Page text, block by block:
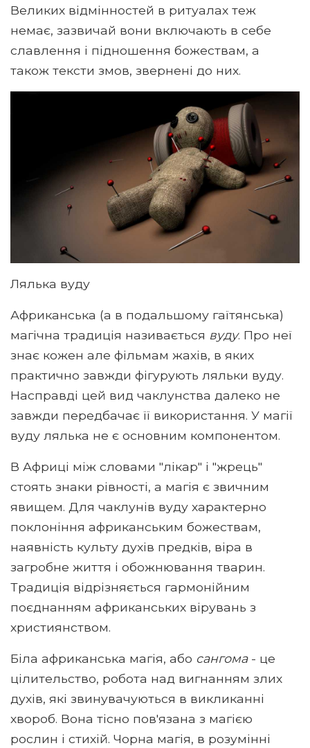
Великих відмінностей в ритуалах теж
немає, зазвичай вони включають в себе
славлення і підношення божествам, а
також тексти змов, звернені до них.
Лялька вуду
Африканська (а в подальшому гаїтянська)
магічна традиція називається вуду. Про неї
знає кожен але фільмам жахів, в яких
практично завжди фігурують ляльки вуду.
Насправді цей вид чаклунства далеко не
завжди передбачає її використання. У магії
вуду лялька не є основним компонентом.
В Африці між словами "лікар" і "жрець"
стоять знаки рівності, а магія є звичним
явищем. Для чаклунів вуду характерно
поклоніння африканським божествам,
наявність культу духів предків, віра в
загробне життя і обожнювання тварин.
Традиція відрізняється гармонійним
поєднанням африканських вірувань з
християнством.
Біла африканська магія, або сангома- це
цілительство, робота над вигнанням злих
духів, які звинувачуються в викликанні
хвороб. Вона тісно пов'язана з магією
рослин і стихій. Чорна магія, в розумінні